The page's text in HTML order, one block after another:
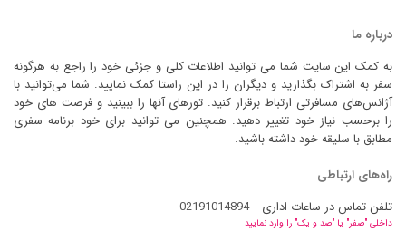
درباره ما
به کمک این سایت شما می توانید اطلاعات کلی و جزئی خود را راجع به هرگونه
سفر به اشتراک بگذارید و دیگران را در این راستا کمک نمایید. شما می‌توانید با
آژانس‌های مسافرتی ارتباط برقرار کنید. تورهای آنها را ببینید و فرصت های خود
را برحسب نیاز خود تغییر دهید. همچنین می توانید برای خود برنامه سفری
مطابق با سلیقه خود داشته باشید.
راه‌های ارتباطی
تلفن تماس در ساعات اداری
02191014894
داخلی "صفر" یا "صد و یک" را وارد نمایید